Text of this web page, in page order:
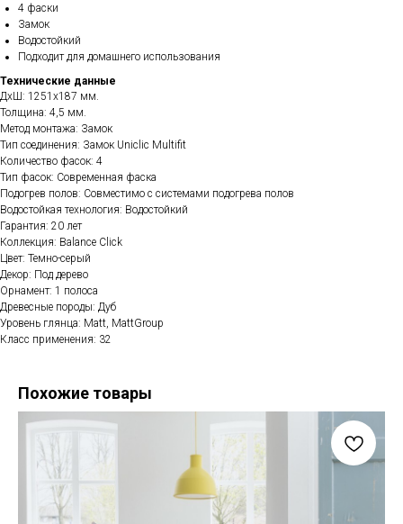
4 фаски
Замок
Водостойкий
Подходит для домашнего использования
Технические данные
ДхШ: 1251х187 мм.
Толщина: 4,5 мм.
Метод монтажа: Замок
Тип соединения: Замок Uniclic Multifit
Количество фасок: 4
Тип фасок: Современная фаска
Подогрев полов: Совместимо с системами подогрева полов
Водостойкая технология: Водостойкий
Гарантия: 20 лет
Коллекция: Balance Click
Цвет: Темно-серый
Декор: Под дерево
Орнамент: 1 полоса
Древесные породы: Дуб
Уровень глянца: Matt, MattGroup
Класс применения: 32
Похожие товары